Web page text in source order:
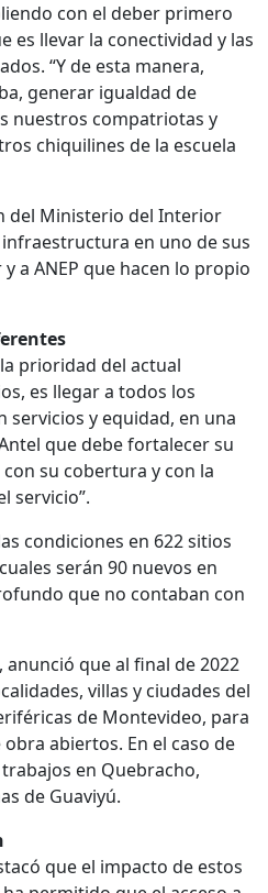
con el deber primero
es llevar la conectividad y las
“Y de esta manera,
generar igualdad de
nuestros compatriotas y
chiquilines de la escuela
del Ministerio del Interior
en uno de sus
a ANEP que hacen lo propio
prioridad del actual
es llegar a todos los
y equidad, en una
que debe fortalecer su
su cobertura y con la
servicio”.
condiciones en 622 sitios
serán 90 nuevos en
que no contaban con
que al final de 2022
villas y ciudades del
de Montevideo, para
abiertos. En el caso de
en Quebracho,
de Guaviyú.
que el impacto de estos